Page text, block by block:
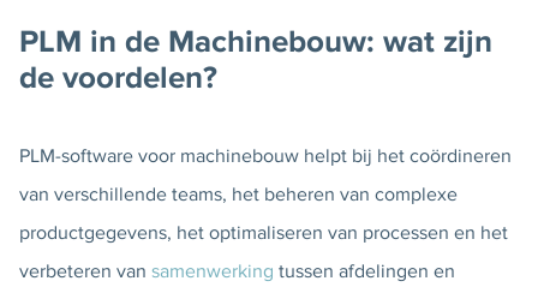
PLM in de Machinebouw: wat zijn
de voordelen?
PLM-software voor machinebouw helpt bij het coördineren
van verschillende teams, het beheren van complexe
productgegevens, het optimaliseren van processen en het
verbeteren van samenwerking tussen afdelingen en